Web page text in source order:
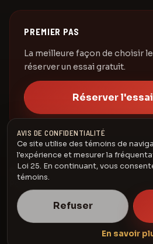
PREMIER PAS
La meilleure façon de choisir
réserver un essai gratuit.
Réserver
© 2026 Karaté Élite Drummondville.
AVIS DE CONFIDENTIALITÉ
Ce site utilise des témoins de
l'expérience et mesurer la
Loi 25. En continuant, vous
témoins.
En savoir
Refuser